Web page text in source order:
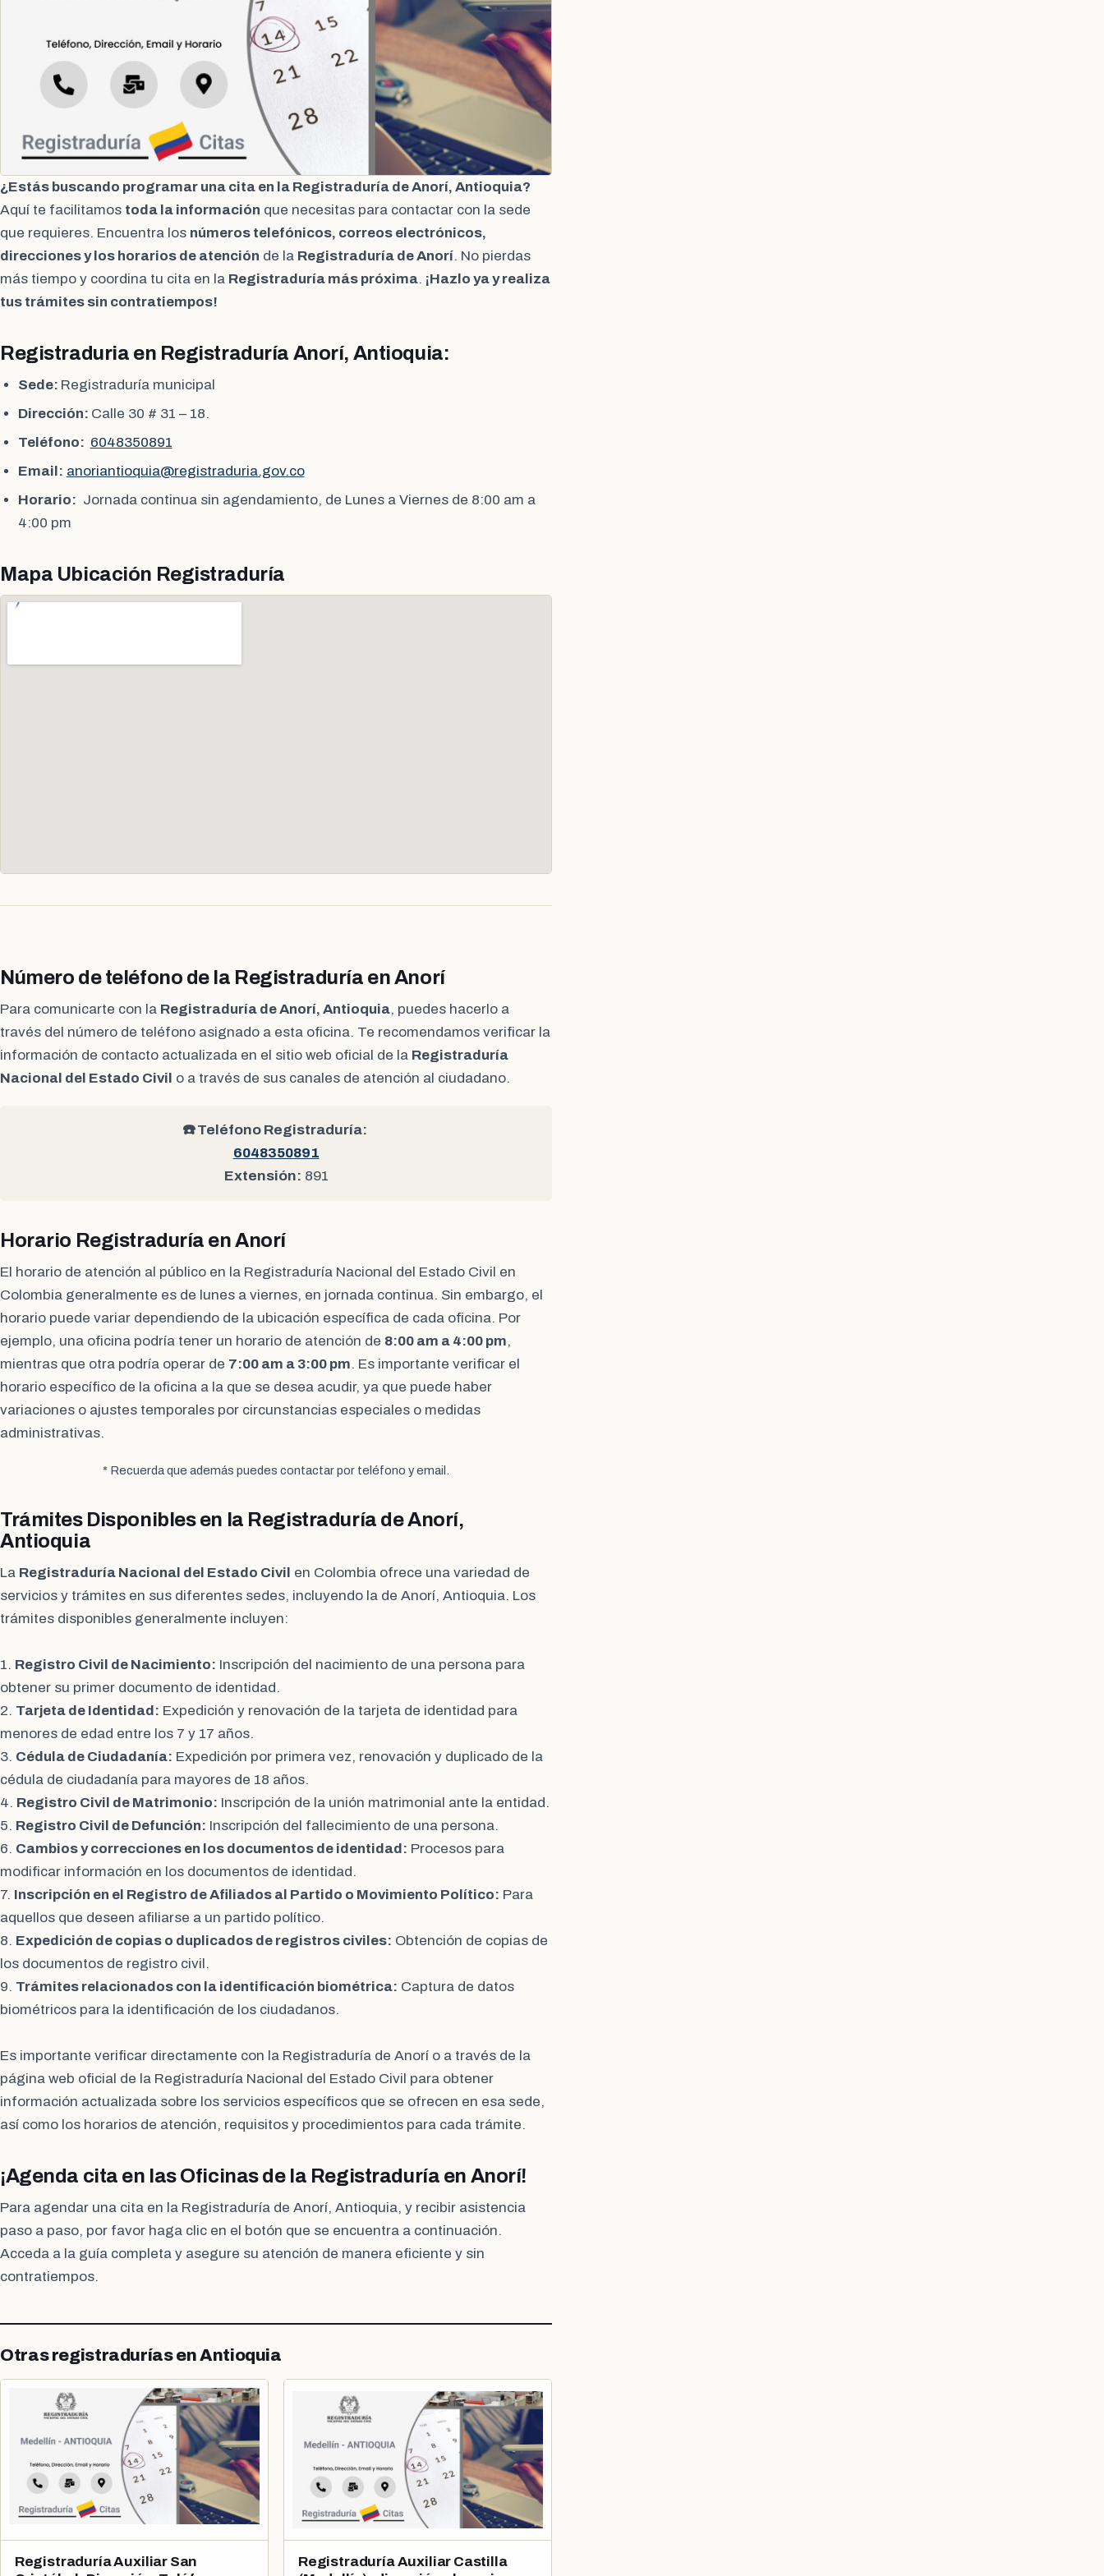
¿Estás buscando programar una cita en la Registraduría de Anorí, Antioquia?
Aquí te facilitamos toda la información que necesitas para contactar con la sede
que requieres. Encuentra los números telefónicos, correos electrónicos,
direcciones y los horarios de atención de la Registraduría de Anorí. No pierdas
más tiempo y coordina tu cita en la Registraduría más próxima. ¡Hazlo ya y realiza
tus trámites sin contratiempos!
Registraduria en Registraduría Anorí, Antioquia:
Sede: Registraduría municipal
Dirección: Calle 30 # 31 – 18.
Teléfono: 6048350891
Email: anoriantioquia@registraduria.gov.co
Horario: Jornada continua sin agendamiento, de Lunes a Viernes de 8:00 am a
4:00 pm
Mapa Ubicación Registraduría
Número de teléfono de la Registraduría en Anorí
Para comunicarte con la Registraduría de Anorí, Antioquia, puedes hacerlo a
través del número de teléfono asignado a esta oficina. Te recomendamos verificar la
información de contacto actualizada en el sitio web oficial de la Registraduría
Nacional del Estado Civil o a través de sus canales de atención al ciudadano.
☎️ Teléfono Registraduría:
6048350891
Extensión: 891
Horario Registraduría en Anorí
El horario de atención al público en la Registraduría Nacional del Estado Civil en
Colombia generalmente es de lunes a viernes, en jornada continua. Sin embargo, el
horario puede variar dependiendo de la ubicación específica de cada oficina. Por
ejemplo, una oficina podría tener un horario de atención de 8:00 am a 4:00 pm,
mientras que otra podría operar de 7:00 am a 3:00 pm. Es importante verificar el
horario específico de la oficina a la que se desea acudir, ya que puede haber
variaciones o ajustes temporales por circunstancias especiales o medidas
administrativas.
* Recuerda que además puedes contactar por teléfono y email.
Trámites Disponibles en la Registraduría de Anorí,
Antioquia
La Registraduría Nacional del Estado Civil en Colombia ofrece una variedad de
servicios y trámites en sus diferentes sedes, incluyendo la de Anorí, Antioquia. Los
trámites disponibles generalmente incluyen:
1. Registro Civil de Nacimiento: Inscripción del nacimiento de una persona para
obtener su primer documento de identidad.
2. Tarjeta de Identidad: Expedición y renovación de la tarjeta de identidad para
menores de edad entre los 7 y 17 años.
3. Cédula de Ciudadanía: Expedición por primera vez, renovación y duplicado de la
cédula de ciudadanía para mayores de 18 años.
4. Registro Civil de Matrimonio: Inscripción de la unión matrimonial ante la entidad.
5. Registro Civil de Defunción: Inscripción del fallecimiento de una persona.
6. Cambios y correcciones en los documentos de identidad: Procesos para
modificar información en los documentos de identidad.
7. Inscripción en el Registro de Afiliados al Partido o Movimiento Político: Para
aquellos que deseen afiliarse a un partido político.
8. Expedición de copias o duplicados de registros civiles: Obtención de copias de
los documentos de registro civil.
9. Trámites relacionados con la identificación biométrica: Captura de datos
biométricos para la identificación de los ciudadanos.
Es importante verificar directamente con la Registraduría de Anorí o a través de la
página web oficial de la Registraduría Nacional del Estado Civil para obtener
información actualizada sobre los servicios específicos que se ofrecen en esa sede,
así como los horarios de atención, requisitos y procedimientos para cada trámite.
¡Agenda cita en las Oficinas de la Registraduría en Anorí!
Para agendar una cita en la Registraduría de Anorí, Antioquia, y recibir asistencia
paso a paso, por favor haga clic en el botón que se encuentra a continuación.
Acceda a la guía completa y asegure su atención de manera eficiente y sin
contratiempos.
Otras registradurías en Antioquia
Registraduría Auxiliar San
Registraduría Auxiliar Castilla